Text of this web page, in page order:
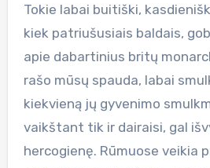
Tokie labai buitiški,
kiek patriušusiais baldais,
apie dabartinius britų
rašo mūsų spauda, labai
kiekvieną jų gyvenimo
vaikštant tik ir dairaisi, gal
hercogienę. Rūmuose veikia